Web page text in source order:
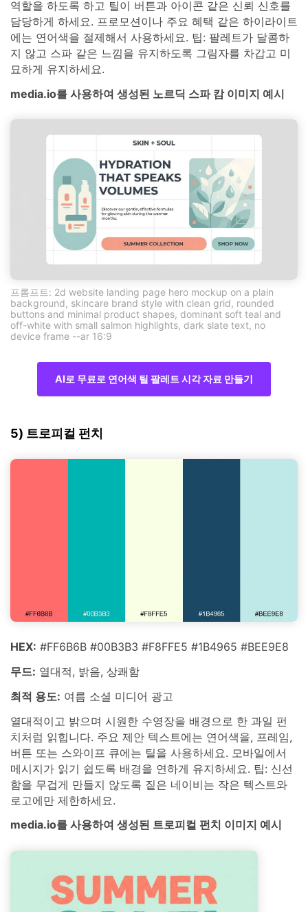
역할을 하도록 하고 틸이 버튼과 아이콘 같은 신뢰 신호를
담당하게 하세요. 프로모션이나 주요 혜택 같은 하이라이트
에는 연어색을 절제해서 사용하세요. 팁: 팔레트가 달콤하
지 않고 스파 같은 느낌을 유지하도록 그림자를 차갑고 미
묘하게 유지하세요.
media.io를 사용하여 생성된 노르딕 스파 캄 이미지 예시
프롬프트: 2d website landing page hero mockup on a plain
background, skincare brand style with clean grid, rounded
buttons and minimal product shapes, dominant soft teal and
off-white with small salmon highlights, dark slate text, no
device frame --ar 16:9
AI로 무료로 연어색 틸 팔레트 시각 자료 만들기
5) 트로피컬 펀치
HEX: #FF6B6B #00B3B3 #F8FFE5 #1B4965 #BEE9E8
무드: 열대적, 밝음, 상쾌함
최적 용도: 여름 소셜 미디어 광고
열대적이고 밝으며 시원한 수영장을 배경으로 한 과일 펀
치처럼 읽힙니다. 주요 제안 텍스트에는 연어색을, 프레임,
버튼 또는 스와이프 큐에는 틸을 사용하세요. 모바일에서
메시지가 읽기 쉽도록 배경을 연하게 유지하세요. 팁: 신선
함을 무겁게 만들지 않도록 짙은 네이비는 작은 텍스트와
로고에만 제한하세요.
media.io를 사용하여 생성된 트로피컬 펀치 이미지 예시